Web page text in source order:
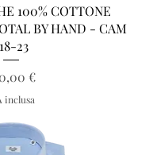
rapida
100% COTTONE
BY HAND - CAM
23
€
inclusa